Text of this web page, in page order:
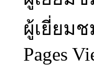
ผู้เยี่ยม
Pages